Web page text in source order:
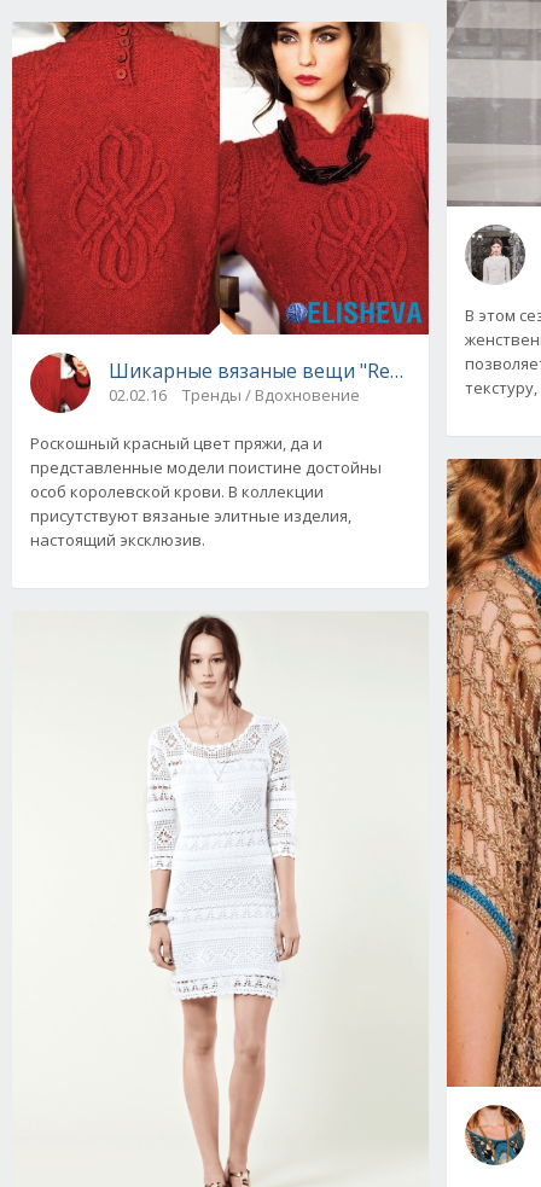
Шикарные вязаные вещи "Red Style":
02.02.16 Тренды / Вдохновение
Роскошный красный цвет пряжи, да и
представленные модели поистине достойны
особ королевской крови. В коллекции
присутствуют вязаные элитные изделия,
настоящий эксклюзив.
В этом